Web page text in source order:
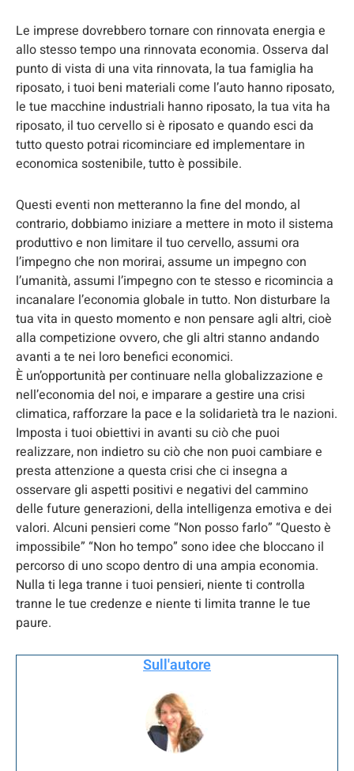
Le imprese dovrebbero tornare con rinnovata energia e
allo stesso tempo una rinnovata economia. Osserva dal
punto di vista di una vita rinnovata, la tua famiglia ha
riposato, i tuoi beni materiali come l’auto hanno riposato,
le tue macchine industriali hanno riposato, la tua vita ha
riposato, il tuo cervello si è riposato e quando esci da
tutto questo potrai ricominciare ed implementare in
economica sostenibile, tutto è possibile.
Questi eventi non metteranno la fine del mondo, al
contrario, dobbiamo iniziare a mettere in moto il sistema
produttivo e non limitare il tuo cervello, assumi ora
l’impegno che non morirai, assume un impegno con
l’umanità, assumi l’impegno con te stesso e ricomincia a
incanalare l’economia globale in tutto. Non disturbare la
tua vita in questo momento e non pensare agli altri, cioè
alla competizione ovvero, che gli altri stanno andando
avanti a te nei loro benefici economici.
È un’opportunità per continuare nella globalizzazione e
nell’economia del noi, e imparare a gestire una crisi
climatica, rafforzare la pace e la solidarietà tra le nazioni.
Imposta i tuoi obiettivi in avanti su ciò che puoi
realizzare, non indietro su ciò che non puoi cambiare e
presta attenzione a questa crisi che ci insegna a
osservare gli aspetti positivi e negativi del cammino
delle future generazioni, della intelligenza emotiva e dei
valori. Alcuni pensieri come “Non posso farlo” “Questo è
impossibile” “Non ho tempo” sono idee che bloccano il
percorso di uno scopo dentro di una ampia economia.
Nulla ti lega tranne i tuoi pensieri, niente ti controlla
tranne le tue credenze e niente ti limita tranne le tue
paure.
Sull'autore